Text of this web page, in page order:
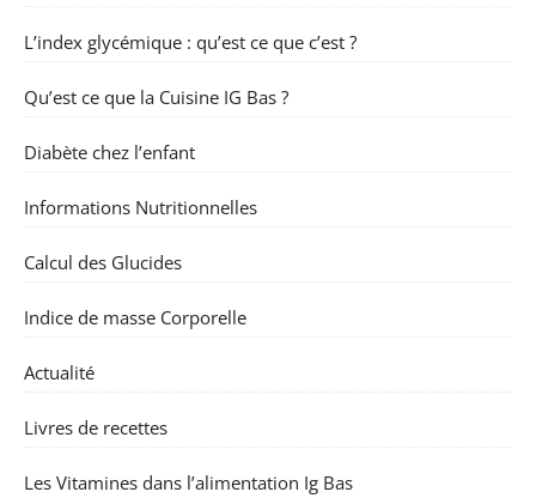
L’index glycémique : qu’est ce que c’est ?
Qu’est ce que la Cuisine IG Bas ?
Diabète chez l’enfant
Informations Nutritionnelles
Calcul des Glucides
Indice de masse Corporelle
Actualité
Livres de recettes
Les Vitamines dans l’alimentation Ig Bas